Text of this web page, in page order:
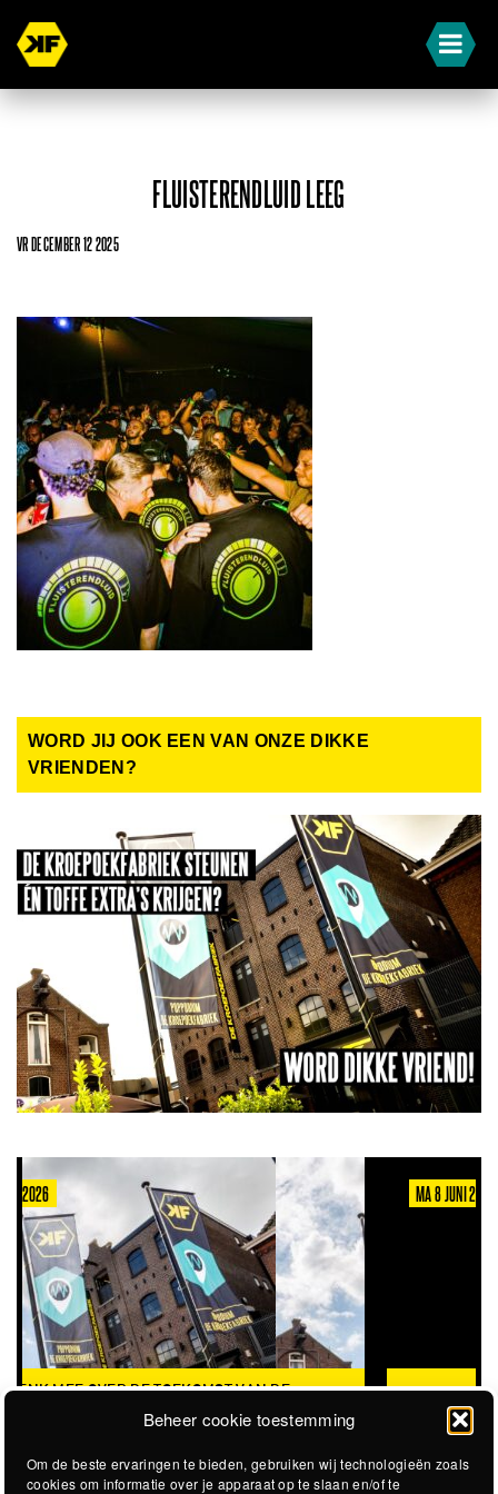
Beheer cookie toestemming
Om de beste ervaringen te bieden, gebruiken wij technologieën zoals
cookies om informatie over je apparaat op te slaan en/of te
FLUISTERENDLUID LEEG
VR DECEMBER 12 2025
WORD JIJ OOK EEN VAN ONZE DIKKE
VRIENDEN?
MA 8 JUNI 2026